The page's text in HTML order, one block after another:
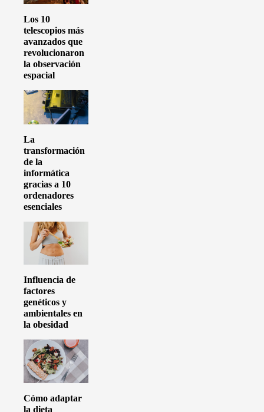
Los 10
telescopios más
avanzados que
revolucionaron
la observación
espacial
La
transformación
de la
informática
gracias a 10
ordenadores
esenciales
Influencia de
factores
genéticos y
ambientales en
la obesidad
Cómo adaptar
la dieta